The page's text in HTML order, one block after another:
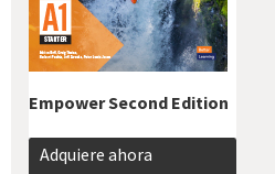
Empower Second Edition
Adquiere ahora